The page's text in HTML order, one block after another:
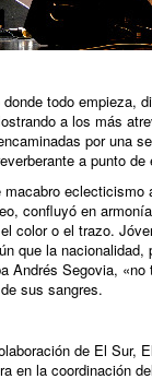
todo empieza,
a los más
por una
a punto de
eclecticismo
confluyó en
color o el trazo.
que la
Andrés Segovia,
sus sangres.
de El Sur,
en la coordinación